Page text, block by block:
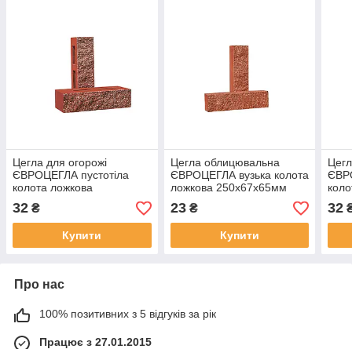
Цегла для огорожі
ЄВРОЦЕГЛА пустотіла
колота ложкова
250х100х65мм червона
32 ₴
Купити
Цегла облицювальна
ЄВРОЦЕГЛА вузька колота
ложкова 250х67х65мм
червона
23₴
Купити
32
Про нас
100% позитивних з 5 відгуків за рік
Працює з 27.01.2015